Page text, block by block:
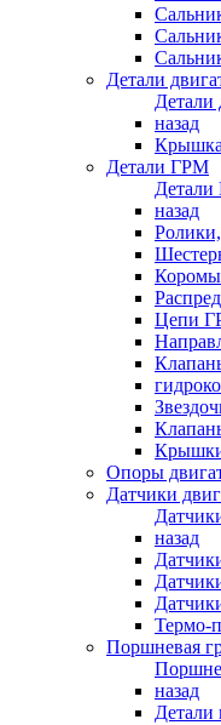
Детали
Детали
назад
Крышка
Детали ГРМ
назад
Цепи
Опоры
Датчики
назад
Термо-
Поршневая
назад
Детали